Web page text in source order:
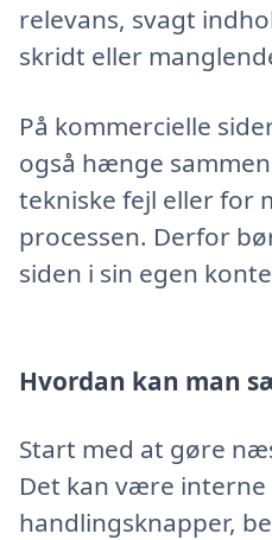
relevans, svagt
skridt eller
På kommercielle
også hænge
tekniske fejl eller for
processen. Derfor
siden i sin egen
Hvordan kan man
Start med at gøre
Det kan være interne
handlingsknapper,